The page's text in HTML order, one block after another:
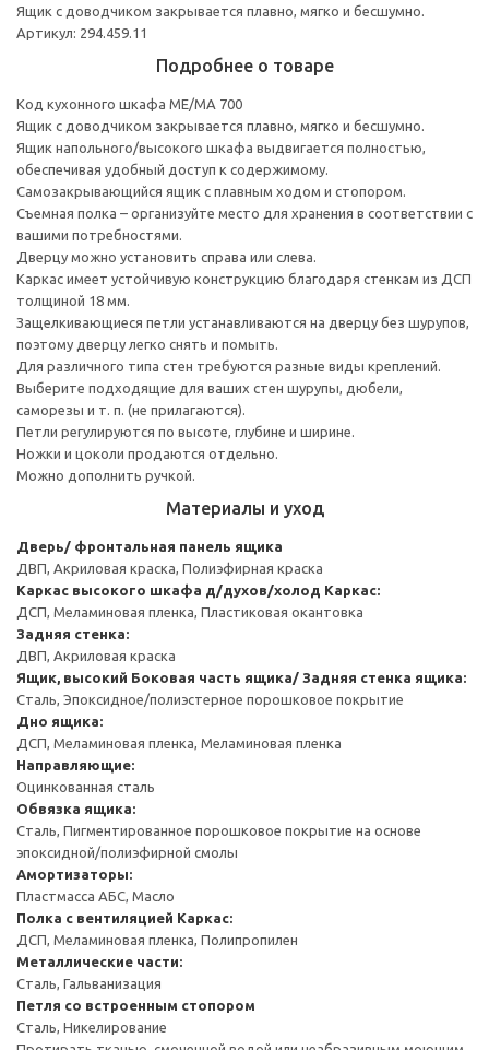
Ящик с доводчиком закрывается плавно, мягко и бесшумно.
Артикул: 294.459.11
Подробнее о товаре
Код кухонного шкафа ME/MA 700
Ящик с доводчиком закрывается плавно, мягко и бесшумно.
Ящик напольного/высокого шкафа выдвигается полностью,
обеспечивая удобный доступ к содержимому.
Cамозакрывающийся ящик с плавным ходом и стопором.
Съемная полка – организуйте место для хранения в соответствии с
вашими потребностями.
Дверцу можно установить справа или слева.
Каркас имеет устойчивую конструкцию благодаря стенкам из ДСП
толщиной 18 мм.
Защелкивающиеся петли устанавливаются на дверцу без шурупов,
поэтому дверцу легко снять и помыть.
Для различного типа стен требуются разные виды креплений.
Выберите подходящие для ваших стен шурупы, дюбели,
саморезы и т. п. (не прилагаются).
Петли регулируются по высоте, глубине и ширине.
Ножки и цоколи продаются отдельно.
Можно дополнить ручкой.
Материалы и уход
Дверь/ фронтальная панель ящика
ДВП, Акриловая краска, Полиэфирная краска
Каркас высокого шкафа д/духов/холод Каркас:
ДСП, Меламиновая пленка, Пластиковая окантовка
Задняя стенка:
ДВП, Акриловая краска
Ящик, высокий Боковая часть ящика/ Задняя стенка ящика:
Сталь, Эпоксидное/полиэстерное порошковое покрытие
Дно ящика:
ДСП, Меламиновая пленка, Меламиновая пленка
Направляющие:
Оцинкованная сталь
Обвязка ящика:
Сталь, Пигментированное порошковое покрытие на основе
эпоксидной/полиэфирной смолы
Амортизаторы:
Пластмасса АБС, Масло
Полка с вентиляцией Каркас:
ДСП, Меламиновая пленка, Полипропилен
Металлические части:
Сталь, Гальванизация
Петля со встроенным стопором
Сталь, Никелирование